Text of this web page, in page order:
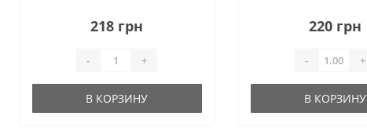
подходящими ко многим
интерьерам цветодизайнами. У
первый это однотон с зерни..
218 грн
- +
В КОРЗИНУ
220 грн
- +
В КОРЗИНУ